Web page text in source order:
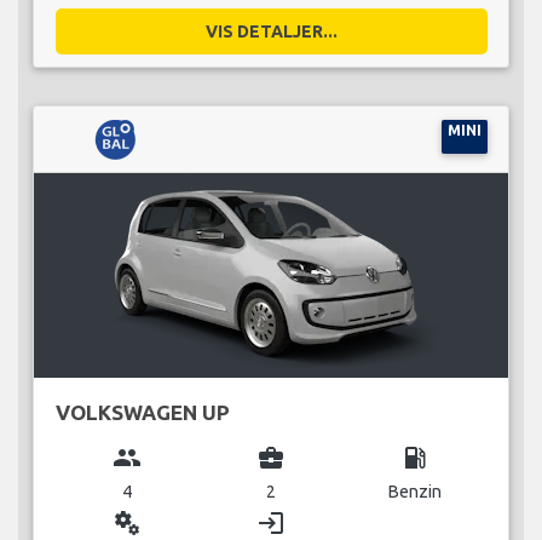
VIS DETALJER...
MINI
VOLKSWAGEN UP
group
4
business_center
2
local_gas_station
Benzin
miscellaneous_services login